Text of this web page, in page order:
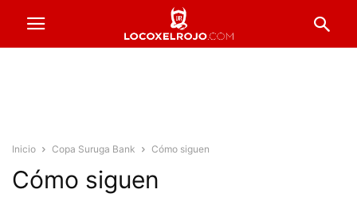
Inicio Copa Suruga Bank Cómo siguen
Cómo siguen